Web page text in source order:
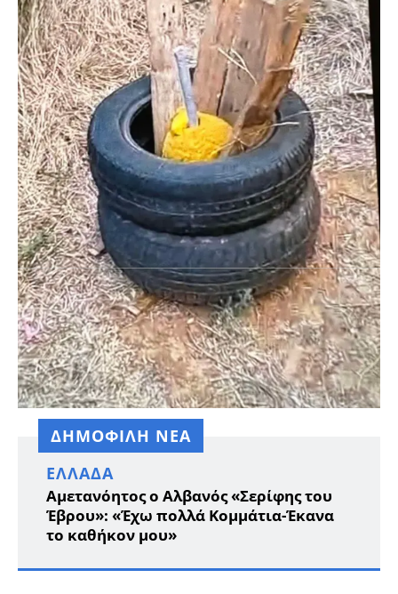
ΔΗΜΟΦΙΛΗ ΝΕΑ
ΕΛΛΆΔΑ
Αμετανόητος ο Αλβανός «Σερίφης του
Έβρου»: «Έχω πολλά Κομμάτια-Έκανα
το καθήκον μου»